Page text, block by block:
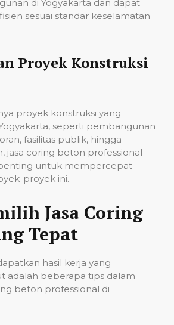
di Yogyakarta dan dapat
sesuai standar keselamatan
Proyek Konstruksi
proyek konstruksi yang
seperti pembangunan
fasilitas publik, hingga
jasa coring beton professional
untuk mempercepat
proyek ini.
Jasa Coring
Tepat
hasil kerja yang
adalah beberapa tips dalam
beton professional di